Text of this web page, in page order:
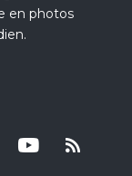
en photos